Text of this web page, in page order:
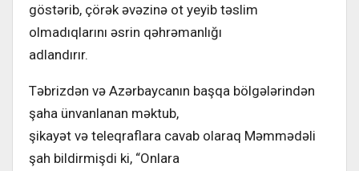
göstərib, çörək əvəzinə ot yeyib təslim
olmadıqlarını əsrin qəhrəmanlığı
adlandırır.
Təbrizdən və Azərbaycanın başqa bölgələrindən
şaha ünvanlanan məktub,
şikayət və teleqraflara cavab olaraq Məmmədəli
şah bildirmişdi ki, “Onlara